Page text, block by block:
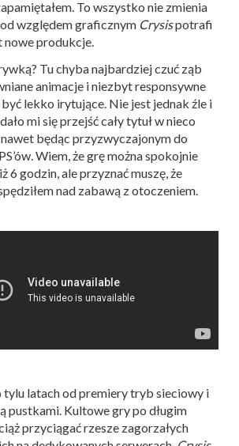
To wszystko nie zmienia
względem graficznym Crysispotrafi
produkcje.
Tu chyba najbardziej czuć ząb
animacje i niezbyt responsywne
lekko irytujące. Nie jest jednak źle i
mi się przejść cały tytuł w nieco
będąc przyzwyczajonym do
Wiem, że grę można spokojnie
6 godzin, ale przyznać muszę, że
nad zabawą z otoczeniem.
tylu latach od premiery tryb sieciowy i
pustkami. Kultowe gry po długim
przyciągać rzesze zagorzałych